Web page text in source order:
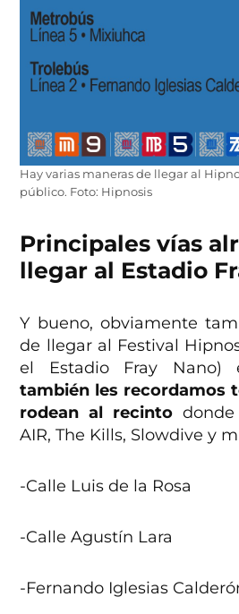
Hay varias maneras de llegar al
público. Foto: Hipnosis
Principales vías
llegar al Estadio
Y bueno, obviamente
de llegar al Festival
el Estadio Fray
también les recordamos
rodean al recinto
AIR, The Kills, Slowdive y
-Calle Luis de la Rosa
-Calle Agustín Lara
-Fernando Iglesias